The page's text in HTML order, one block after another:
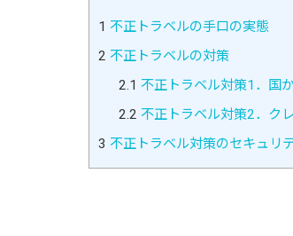
1 不正トラベルの手口の実態
2 不正トラベルの対策
2.1 不正トラベル対策1．国
2.2 不正トラベル対策2．ク
3 不正トラベル対策のセキュリ